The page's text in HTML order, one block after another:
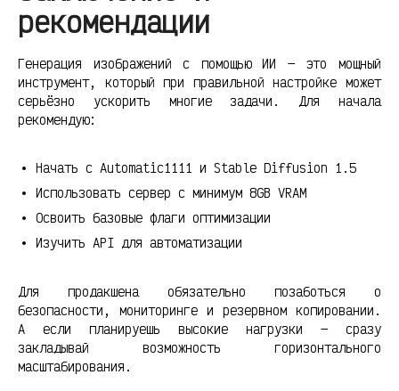
рекомендации
Генерация изображений с помощью ИИ — это мощный
инструмент, который при правильной настройке может
серьёзно ускорить многие задачи. Для начала
рекомендую:
Начать с Automatic1111 и Stable Diffusion 1.5
Использовать сервер с минимум 8GB VRAM
Освоить базовые флаги оптимизации
Изучить API для автоматизации
Для продакшена обязательно позаботься о
безопасности, мониторинге и резервном копировании.
А если планируешь высокие нагрузки — сразу
закладывай возможность горизонтального
масштабирования.